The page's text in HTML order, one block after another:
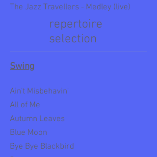
The Jazz Travellers - Medley (live)
repertoire
selection
Swing
Ain't Misbehavin'
All of Me
Autumn Leaves
Blue Moon
Bye Bye Blackbird